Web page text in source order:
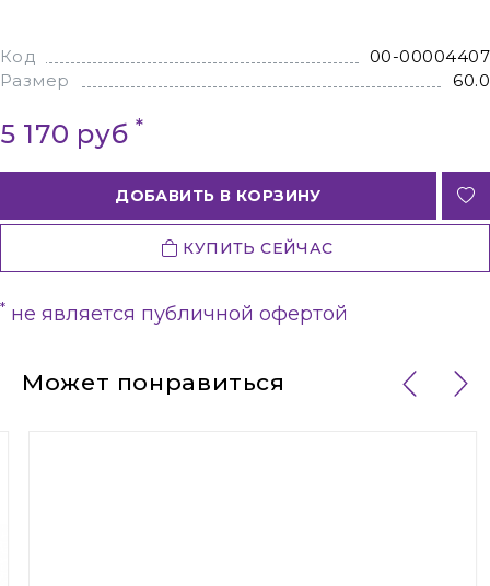
Код
00-00004407
Размер
60.0
5 170 руб*
ДОБАВИТЬ В КОРЗИНУ
КУПИТЬ СЕЙЧАС
* не является публичной офертой
Может понравиться